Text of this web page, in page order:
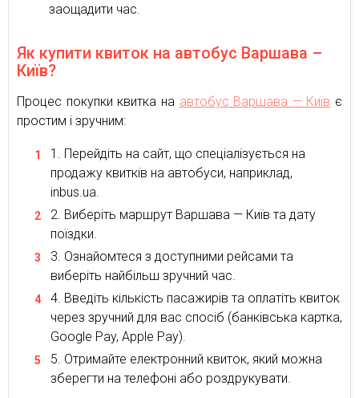
заощадити час.
Як купити квиток на автобус Варшава –
Київ?
Процес покупки квитка на автобус Варшава — Київ є
простим і зручним:
Перейдіть на сайт, що спеціалізується на
продажу квитків на автобуси, наприклад,
inbus.ua.
Виберіть маршрут Варшава — Київ та дату
поїздки.
Ознайомтеся з доступними рейсами та
виберіть найбільш зручний час.
Введіть кількість пасажирів та оплатіть квиток
через зручний для вас спосіб (банківська картка,
Google Pay, Apple Pay).
Отримайте електронний квиток, який можна
зберегти на телефоні або роздрукувати.